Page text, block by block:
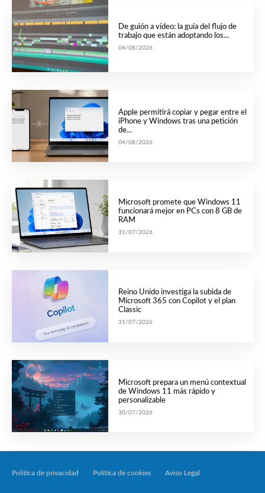
De guión a vídeo: la guía del flujo de
trabajo que están adoptando los...
04/08/2026
Apple permitirá copiar y pegar entre el
iPhone y Windows tras una petición
de...
04/08/2026
Microsoft promete que Windows 11
funcionará mejor en PCs con 8 GB de
RAM
31/07/2026
Reino Unido investiga la subida de
Microsoft 365 con Copilot y el plan
Classic
31/07/2026
Microsoft prepara un menú contextual
de Windows 11 más rápido y
personalizable
30/07/2026
Política de privacidad Política de cookies Aviso Legal